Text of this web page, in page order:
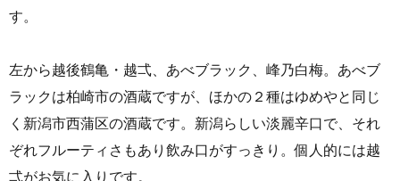
す。
左から越後鶴亀・越弌、あべブラック、峰乃白梅。あべブ
ラックは柏崎市の酒蔵ですが、ほかの２種はゆめやと同じ
く新潟市西蒲区の酒蔵です。新潟らしい淡麗辛口で、それ
ぞれフルーティさもあり飲み口がすっきり。個人的には越
弌がお気に入りです。